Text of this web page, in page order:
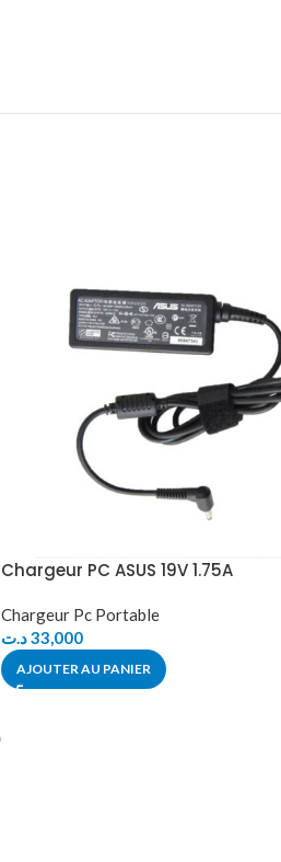
Chargeur PC ASUS 19V 1.75A
Chargeur Pc Portable
33,000د.ت
AJOUTER AU PANIER